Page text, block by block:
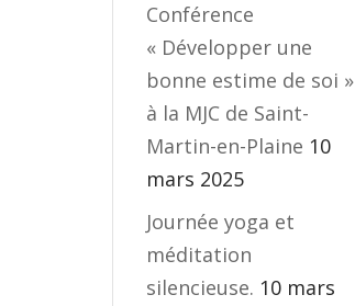
Conférence
« Développer une
bonne estime de soi »
à la MJC de Saint-
Martin-en-Plaine 10
mars 2025
Journée yoga et
méditation
silencieuse. 10 mars